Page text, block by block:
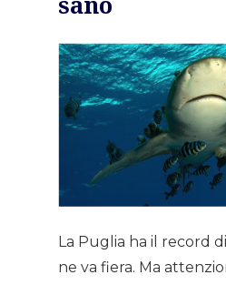
La Puglia ha il record
ne va fiera. Ma